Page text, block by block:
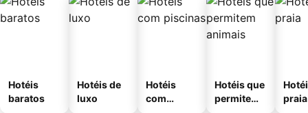
Hotéis
baratos
Hotéis de
luxo
Hotéis
com
Hotéis que
permitem
praia